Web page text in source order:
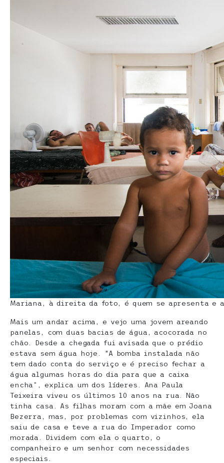
Mariana, à direita da foto, é quem se apresenta e
Mais um andar acima, e vejo uma jovem areando
panelas, com duas bacias de água, acocorada no
chão. Desde a chegada fui avisada que o prédio
estava sem água hoje. “A bomba instalada não
tem dado conta do serviço e é preciso fechar a
água algumas horas do dia para que a caixa
encha”, explica um dos líderes. Ana Paula
Teixeira viveu os últimos 10 anos na rua. Não
tinha casa. As filhas moram com a mãe em Joana
Bezerra, mas, por problemas com vizinhos, ela
saiu de casa e teve a rua do Imperador como
morada. Dividem com ela o quarto, o
companheiro e um senhor com necessidades
especiais.